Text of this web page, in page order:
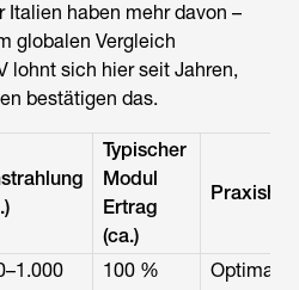
Italien haben mehr davon –
globalen Vergleich
lohnt sich hier seit Jahren,
bestätigen das.
Typischer
Modul
Ertrag
(ca.)
100 %